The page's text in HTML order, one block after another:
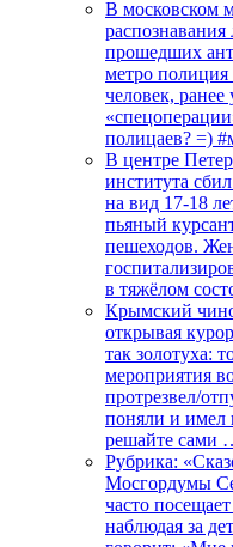
В московском
прошедших
метро полиция
человек,
полицаев? =)
В центре
института
на вид 17-18
пьяный
пешеходов.
в тяжёлом
Крымский
открывая
так золотуха:
мероприятия
протрезвел/
поняли и имел
решайте сами
Рубрика:
Мосгордумы
часто
наблюдая за